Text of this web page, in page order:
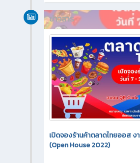
ข่าวสาร
เปิดจองร้านค้าตลาดไทยออส ง
(Open House 2022)